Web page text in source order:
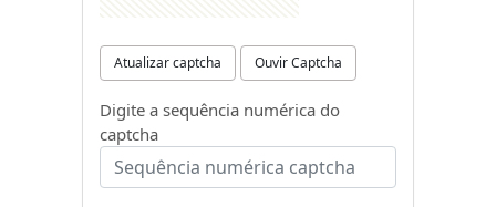
Atualizar captcha Ouvir Captcha
Digite a sequência numérica do
captcha